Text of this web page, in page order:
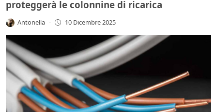
proteggerà le colonnine di ricarica
Antonella - 10 Dicembre 2025